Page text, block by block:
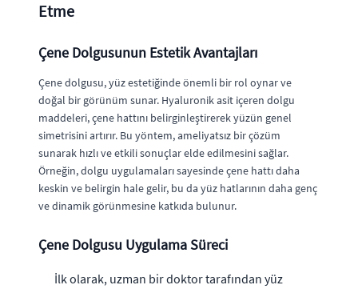
Etme
Çene Dolgusunun Estetik Avantajları
Çene dolgusu, yüz estetiğinde önemli bir rol oynar ve
doğal bir görünüm sunar. Hyaluronik asit içeren dolgu
maddeleri, çene hattını belirginleştirerek yüzün genel
simetrisini artırır. Bu yöntem, ameliyatsız bir çözüm
sunarak hızlı ve etkili sonuçlar elde edilmesini sağlar.
Örneğin, dolgu uygulamaları sayesinde çene hattı daha
keskin ve belirgin hale gelir, bu da yüz hatlarının daha genç
ve dinamik görünmesine katkıda bulunur.
Çene Dolgusu Uygulama Süreci
İlk olarak, uzman bir doktor tarafından yüz